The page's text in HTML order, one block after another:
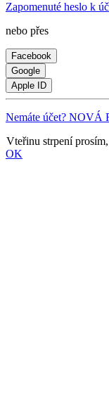
Zapomenuté heslo k
nebo přes
Facebook
Google
Apple ID
Nemáte účet? NOVÁ
Vteřinu strpení
OK